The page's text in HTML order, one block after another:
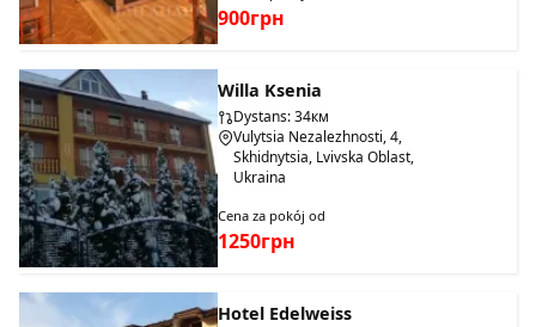
900грн
Willa Ksenia
Dystans: 34км
Vulytsia Nezalezhnosti, 4,
Skhidnytsia, Lvivska Oblast,
Ukraina
Cena za pokój od
1250грн
Hotel Edelweiss